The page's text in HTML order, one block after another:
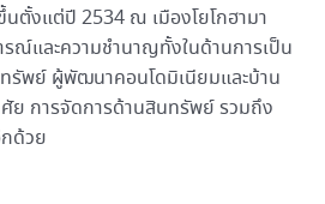
ตั้งแต่ปี 2534 ณ เมืองโยโกฮามา
ณ์และความชำนาญทั้งในด้านการเป็น
รัพย์ ผู้พัฒนาคอนโดมิเนียมและบ้าน
ย การจัดการด้านสินทรัพย์ รวมถึง
ด้วย